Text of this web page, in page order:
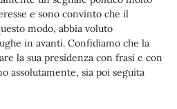
e sono convinto che il
modo, abbia voluto
in avanti. Confidiamo che la
la sua presidenza con frasi e con
assolutamente, sia poi seguita